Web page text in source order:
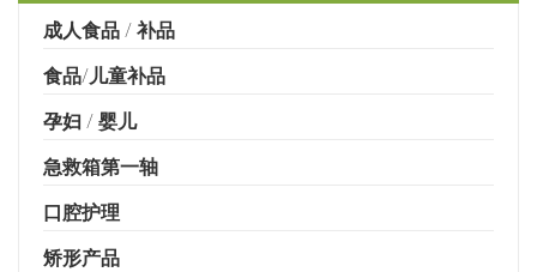
成人食品 / 补品
食品/儿童补品
孕妇 / 婴儿
急救箱第一轴
口腔护理
矫形产品